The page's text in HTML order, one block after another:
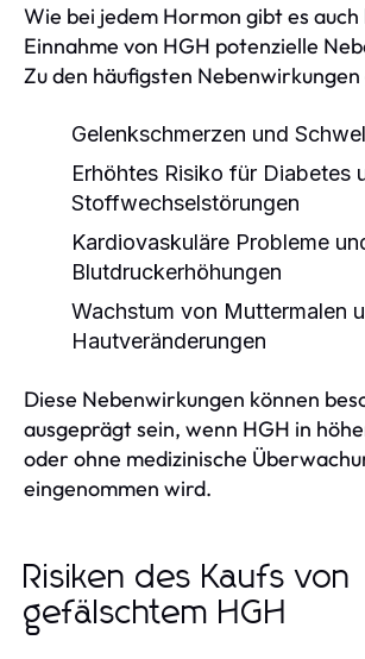
Wie bei jedem Hormon gibt es auch
Einnahme von HGH potenzielle
Zu den häufigsten
Gelenkschmerzen und
Erhöhtes Risiko für Diabetes
Stoffwechselstörungen
Kardiovaskuläre Probleme
Blutdruckerhöhungen
Wachstum von Muttermalen
Hautveränderungen
Diese Nebenwirkungen können
ausgeprägt sein, wenn HGH in
oder ohne medizinische
eingenommen wird.
Risiken des Kaufs von
gefälschtem HGH